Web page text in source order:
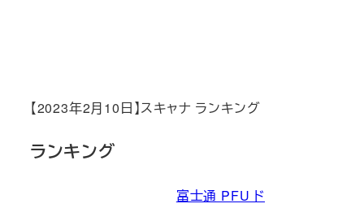
【2023年2月10日】スキャナ ランキング
ランキング
富士通 PFU ド